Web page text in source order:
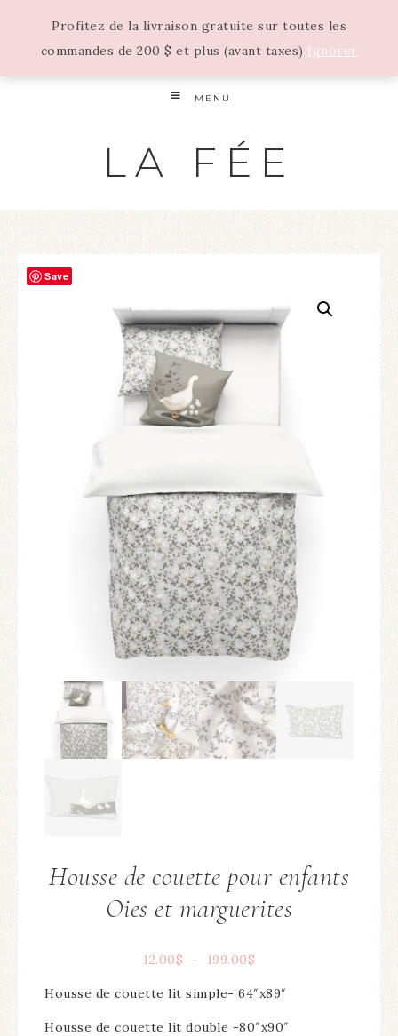
Profitez de la livraison gratuite sur toutes les
commandes de 200 $ et plus (avant taxes) Ignorer
MENU
LA FÉE
Save
Housse de couette pour enfants
Oies et marguerites
12.00$ – 199.00$
Housse de couette lit simple- 64″x89″
Housse de couette lit double -80″x90″